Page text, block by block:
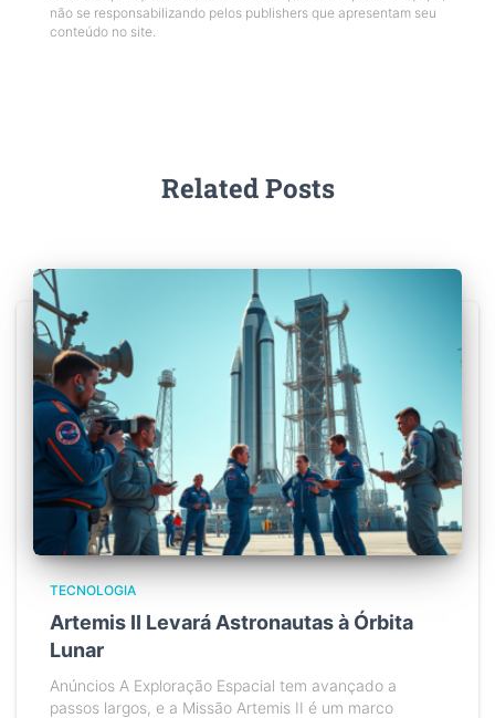
não se responsabilizando pelos publishers que apresentam seu
conteúdo no site.
Related Posts
TECNOLOGIA
Artemis II Levará Astronautas à Órbita
Lunar
Anúncios A Exploração Espacial tem avançado a
passos largos, e a Missão Artemis II é um marco